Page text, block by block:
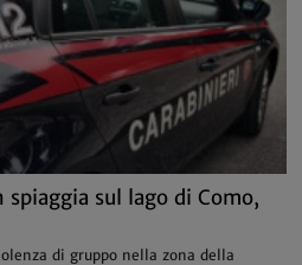
sul lago di Como,
di gruppo nella zona della